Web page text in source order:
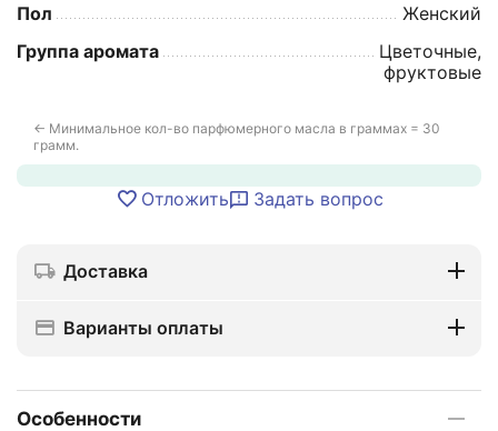
Пол
Женский
Группа аромата
Цветочные,
фруктовые
← Минимальное кол-во парфюмерного масла в граммах = 30
грамм.
Отложить Задать вопрос
Доставка
Варианты оплаты
Особенности